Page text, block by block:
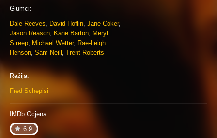
Glumci:
Dale Reeves, David Hoflin, Jane Coker,
Jason Reason, Kane Barton, Meryl
Streep, Michael Wetter, Rae-Leigh
Henson, Sam Neill , Trent Roberts
Režija:
Fred Schepisi
IMDb Ocjena
6.9